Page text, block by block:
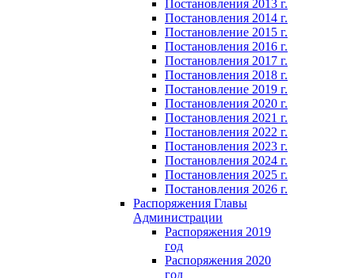
Постановления 2013 г.
Постановления 2014 г.
Постановление 2015 г.
Постановления 2016 г.
Постановления 2017 г.
Постановления 2018 г.
Постановление 2019 г.
Постановления 2020 г.
Постановления 2021 г.
Постановления 2022 г.
Постановления 2023 г.
Постановления 2024 г.
Постановления 2025 г.
Постановления 2026 г.
Распоряжения Главы
Администрации
Распоряжения 2019
год
Распоряжения 2020
год